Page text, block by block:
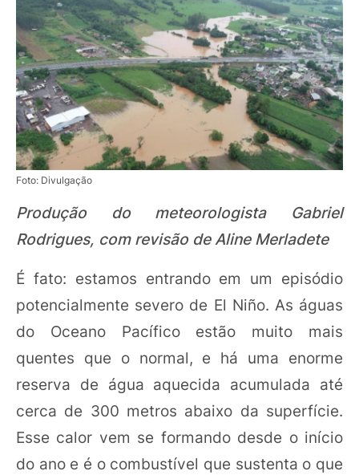
Foto: Divulgação
Produção do meteorologista Gabriel
Rodrigues, com revisão de Aline Merladete
É fato: estamos entrando em um episódio
potencialmente severo de El Niño. As águas
do Oceano Pacífico estão muito mais
quentes que o normal, e há uma enorme
reserva de água aquecida acumulada até
cerca de 300 metros abaixo da superfície.
Esse calor vem se formando desde o início
do ano e é o combustível que sustenta o que